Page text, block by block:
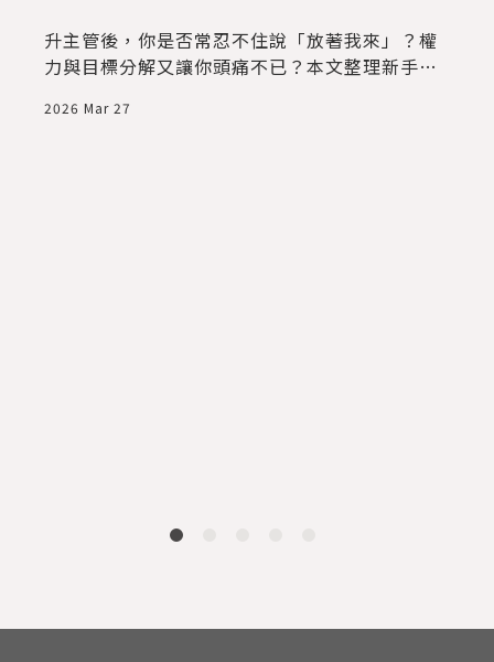
升主管後，你是否常忍不住說「放著我來」？權
力與目標分解又讓你頭痛不已？本文整理新手管
2026 Mar 27